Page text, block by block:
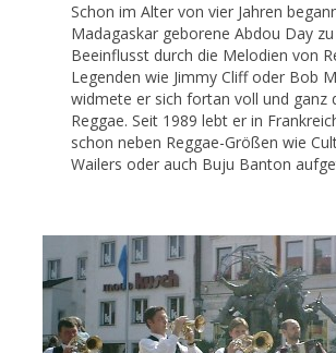
Schon im Alter von vier Jahren
Madagaskar geborene Abdou Day zu
Beeinflusst durch die Melodien von
Legenden wie Jimmy Cliff oder Bob
widmete er sich fortan voll und ganz
Reggae. Seit 1989 lebt er in
schon neben Reggae-Größen wie
Wailers oder auch Buju Banton